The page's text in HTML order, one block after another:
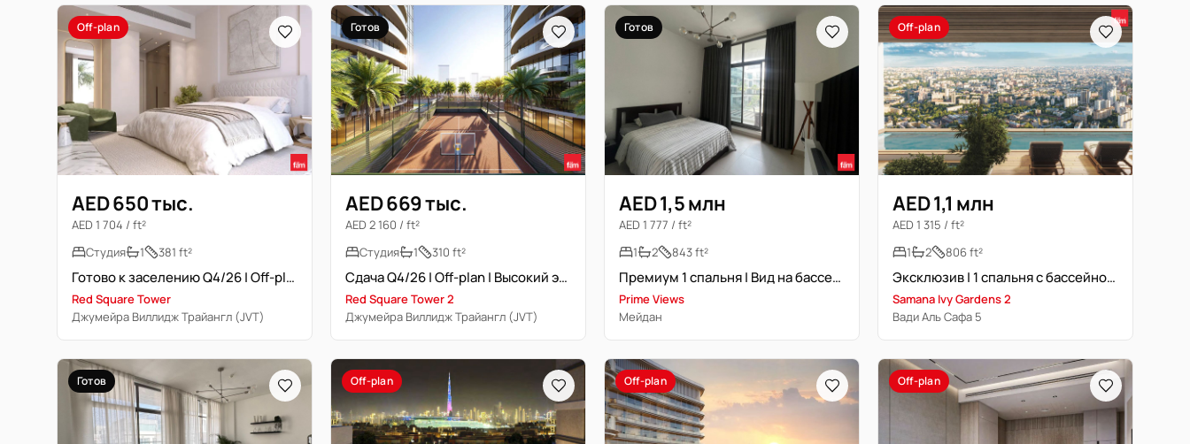
Off-plan
AED 650 тыс.
AED 1 704 / ft²
Студия
1 381 ft²
Готово к заселению Q4/26 | Off-plan | Высокий этаж
Red Square Tower
Джумейра Виллидж Трайангл (JVT)
Готов
AED 669 тыс.
AED 2 160 / ft²
Студия
1 310 ft²
Сдача Q4/26 | Off-plan | Высокий этаж
Red Square Tower 2
Джумейра Виллидж Трайангл (JVT)
Готов
AED 1,5 млн
AED 1 777 / ft²
1
2 843 ft²
Премиум 1 спальня | Вид на бассейн | Прачечная | 2 ванные | Балкон
Prime Views
Мейдан
Off-plan
AED 1,1 млн
AED 1 315 / ft²
1
2 806 ft²
Эксклюзив | 1 спальня с бассейном | Высокий этаж | Балкон
Samana Ivy Gardens 2
Вади Аль Сафа 5
Готов Off-plan Off-plan Off-plan